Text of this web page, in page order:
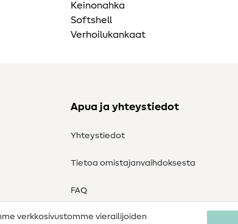
Keinonahka
Softshell
Verhoilukankaat
Apua ja yhteystiedot
Yhteystiedot
Tietoa omistajanvaihdoksesta
FAQ
Peruutusoikeus
verkkosivustomme vierailijoiden